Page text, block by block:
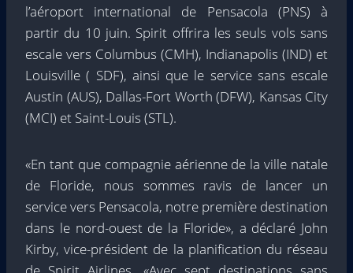
l’aéroport international de Pensacola (PNS) à
partir du 10 juin. Spirit offrira les seuls vols sans
escale vers Columbus (CMH), Indianapolis (IND) et
Louisville ( SDF), ainsi que le service sans escale
Austin (AUS), Dallas-Fort Worth (DFW), Kansas City
(MCI) et Saint-Louis (STL).
«En tant que compagnie aérienne de la ville natale
de Floride, nous sommes ravis de lancer un
service vers Pensacola, notre première destination
dans le nord-ouest de la Floride», a déclaré John
Kirby, vice-président de la planification du réseau